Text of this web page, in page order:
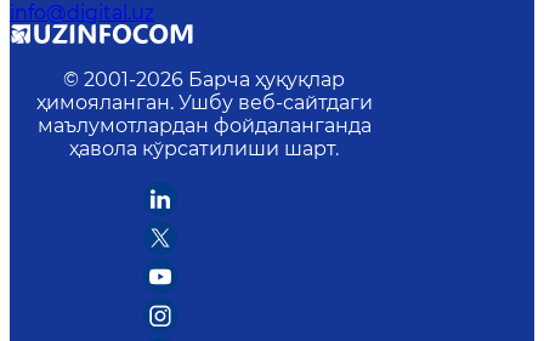
info@digital.uz
© 2001-2026 Барча ҳуқуқлар
ҳимояланган. Ушбу веб-сайтдаги
маълумотлардан фойдаланганда
ҳавола кўрсатилиши шарт.